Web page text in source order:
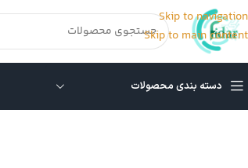
Skip to navigation
Skip to main content
دسته بندی محصولات